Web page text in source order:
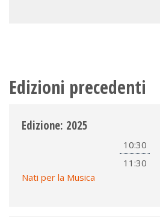
Edizioni precedenti
Edizione: 2025
10:30
11:30
Nati per la Musica